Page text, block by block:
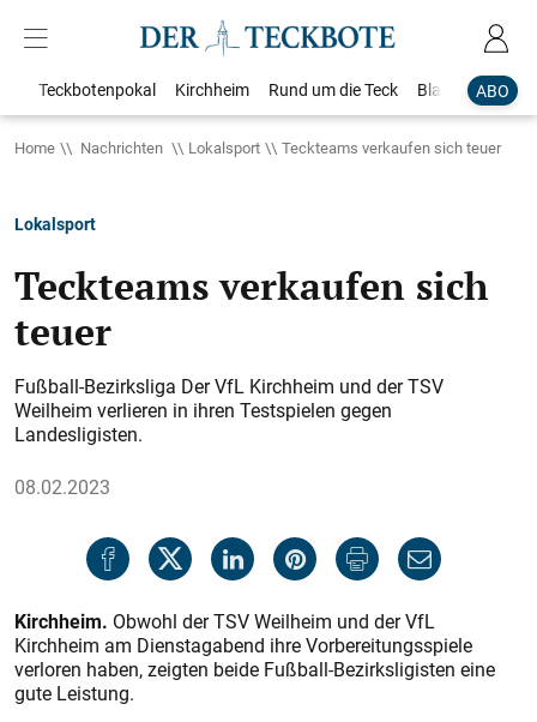
ABO
Teckbotenpokal Kirchheim Rund um die Teck Blaulicht
Home Nachrichten Lokalsport Teckteams verkaufen sich teuer
Lokalsport
Teckteams verkaufen sich
teuer
Fußball-Bezirksliga Der VfL Kirchheim und der TSV
Weilheim verlieren in ihren Testspielen gegen
Landesligisten.
08.02.2023
Kirchheim. Obwohl der TSV Weilheim und der VfL
Kirchheim am Dienstagabend ihre Vorbereitungsspiele
verloren haben, zeigten beide Fußball-Bezirksligisten eine
gute Leistung.